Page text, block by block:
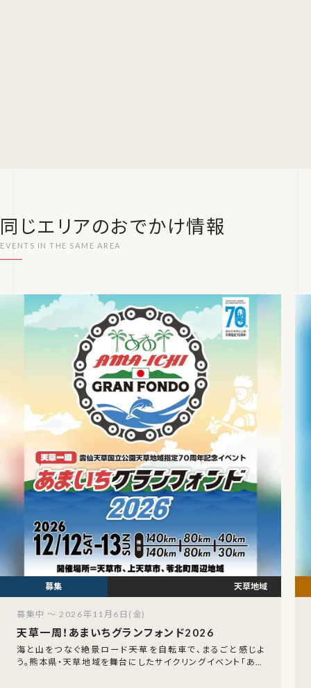
同じエリアのおでかけ情報
天草一周！あまいちグランフォンド2026
海と山をつなぐ絶景ロード――天草を自転車で、まるごと感じよ
う。熊本県・天草地域を舞台にしたサイクリングイベント「あま
天草地域
募集中 ～ 2026年11月6日(金)